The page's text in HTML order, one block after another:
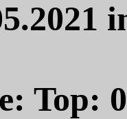
Top: 0